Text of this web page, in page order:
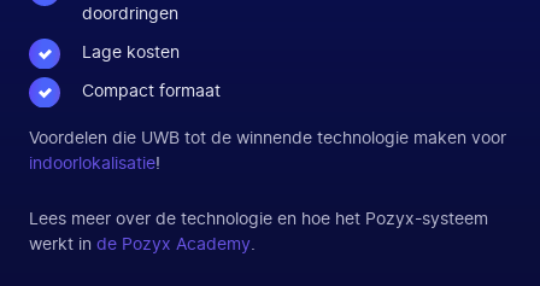
doordringen
Lage kosten
Compact formaat
Voordelen die UWB tot de winnende technologie maken voor
indoorlokalisatie!
Lees meer over de technologie en hoe het Pozyx-systeem
werkt in de Pozyx Academy.